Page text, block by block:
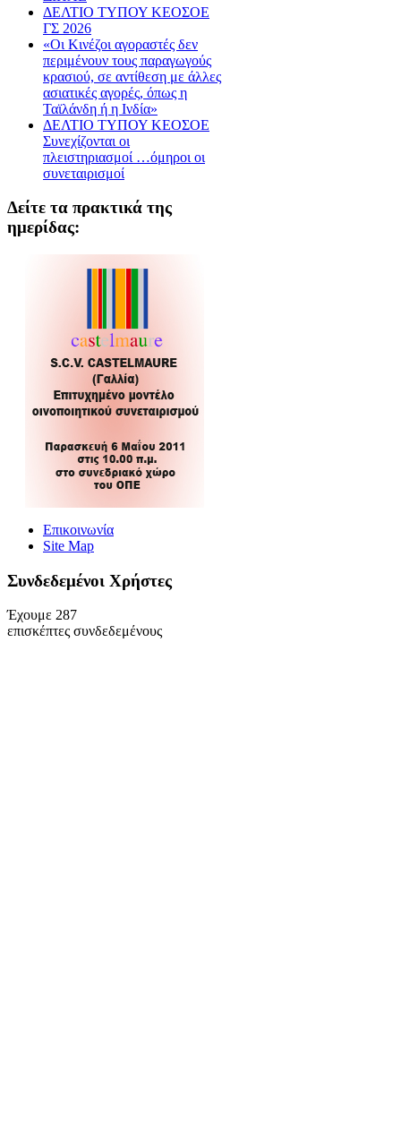
ΔΕΛΤΙΟ ΤΥΠΟΥ ΚΕΟΣΟΕ
ΓΣ 2026
«Οι Κινέζοι αγοραστές δεν
περιμένουν τους παραγωγούς
κρασιού, σε αντίθεση με άλλες
ασιατικές αγορές, όπως η
Ταϊλάνδη ή η Ινδία»
ΔΕΛΤΙΟ ΤΥΠΟΥ ΚΕΟΣΟΕ
Συνεχίζονται οι
πλειστηριασμοί …όμηροι οι
συνεταιρισμοί
Δείτε τα πρακτικά της
ημερίδας:
Επικοινωνία
Site Map
Συνδεδεμένοι Xρήστες
Έχουμε 287
επισκέπτες συνδεδεμένους